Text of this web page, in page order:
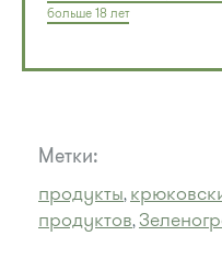
больше 18 лет
Метки:
продукты,
продуктов,